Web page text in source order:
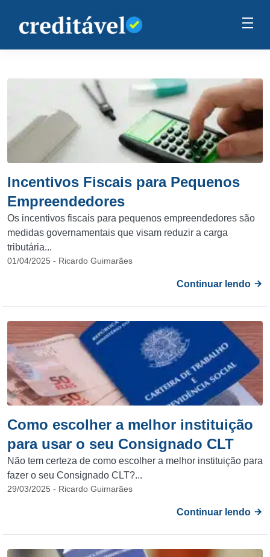
Incentivos Fiscais para Pequenos
Empreendedores
​Os incentivos fiscais para pequenos empreendedores são
medidas governamentais que visam reduzir a carga
tributária...
01/04/2025 - Ricardo Guimarães
Continuar lendo
Como escolher a melhor instituição
para usar o seu Consignado CLT
Não tem certeza de como escolher a melhor instituição para
fazer o seu Consignado CLT?...
29/03/2025 - Ricardo Guimarães
Continuar lendo